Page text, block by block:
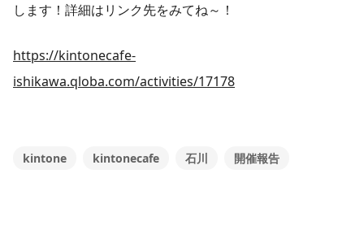
します！詳細はリンク先をみてね～！
https://kintonecafe-
ishikawa.qloba.com/activities/17178
kintone kintonecafe 石川 開催報告